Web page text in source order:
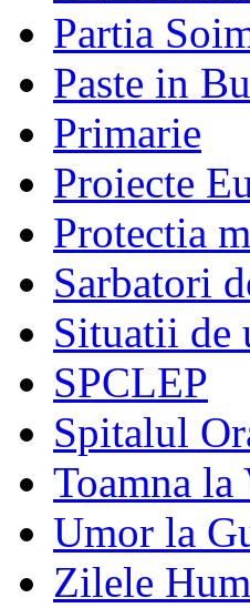
Partia
Paste in
Primarie
Proiecte
Protectia
Sarbatori
Situatii de
SPCLEP
Spitalul
Toamna la
Umor la
Zilele